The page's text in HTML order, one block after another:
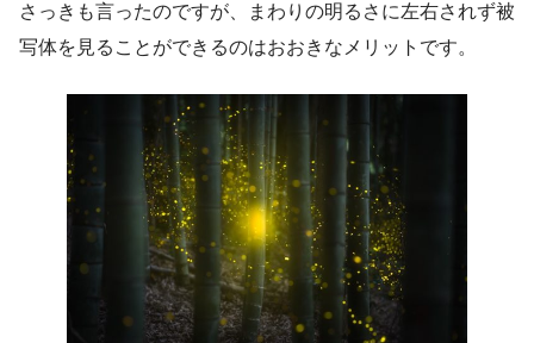
さっきも言ったのですが、まわりの明るさに左右されず被
写体を見ることができるのはおおきなメリットです。